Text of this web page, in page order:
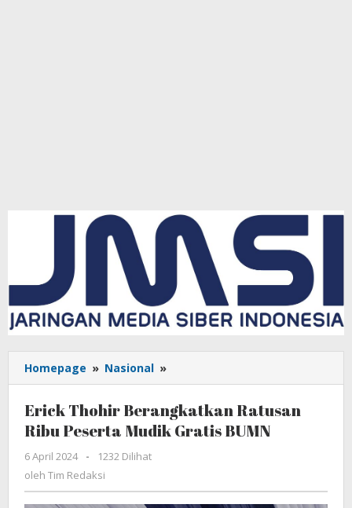
Homepage » Nasional »
Thohir
Ratusan
Ribu
Erick Thohir Berangkatkan Ratusan
Ribu Peserta Mudik Gratis BUMN
6 April 2024
oleh
Tim
-
1232 Dilihat
oleh Tim Redaksi